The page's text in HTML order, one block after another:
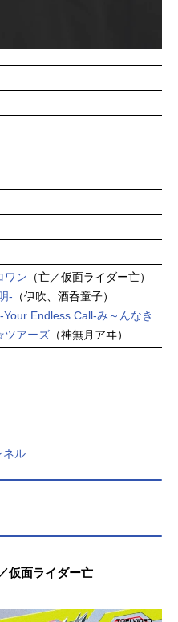
ワン （亡／仮面ライダー亡）
- （伊吹、酒呑童子）
Endless Call-み～んなき
ツアーズ （神無月アヰ）
ネル
仮面ライダー亡